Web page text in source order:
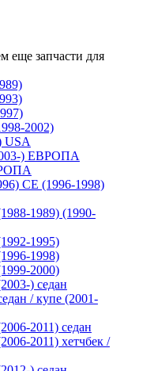
еще запчасти для
2002)
USA
) ЕВРОПА
CE (1996-1998)
1989) (1990-
1995)
1998)
2000)
) седан
/ купе (2001-
2011) седан
2011) хетчбек /